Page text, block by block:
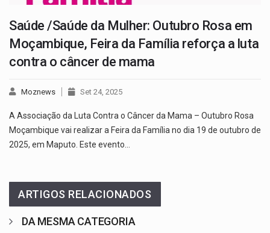
Saúde /Saúde da Mulher: Outubro Rosa em
Moçambique, Feira da Família reforça a luta
contra o câncer de mama
Moznews Set 24, 2025
A Associação da Luta Contra o Câncer da Mama – Outubro Rosa
Moçambique vai realizar a Feira da Família no dia 19 de outubro de
2025, em Maputo. Este evento…
ARTIGOS RELACIONADOS
DA MESMA CATEGORIA